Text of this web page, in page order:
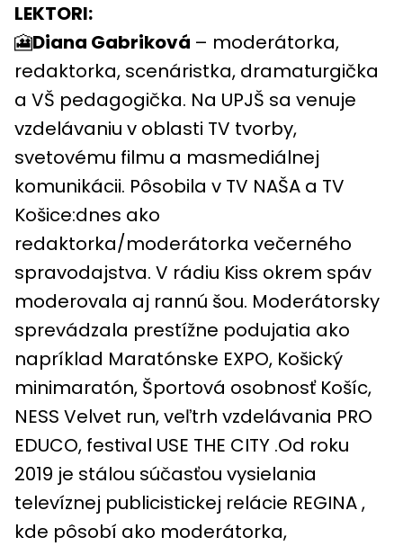
LEKTORI:
🎦Diana Gabriková – moderátorka,
redaktorka, scenáristka, dramaturgička
a VŠ pedagogička. Na UPJŠ sa venuje
vzdelávaniu v oblasti TV tvorby,
svetovému filmu a masmediálnej
komunikácii. Pôsobila v TV NAŠA a TV
Košice:dnes ako
redaktorka/moderátorka večerného
spravodajstva. V rádiu Kiss okrem spáv
moderovala aj rannú šou. Moderátorsky
sprevádzala prestížne podujatia ako
napríklad Maratónske EXPO, Košický
minimaratón, Športová osobnosť Košíc,
NESS Velvet run, veľtrh vzdelávania PRO
EDUCO, festival USE THE CITY .Od roku
2019 je stálou súčasťou vysielania
televíznej publicistickej relácie REGINA ,
kde pôsobí ako moderátorka,